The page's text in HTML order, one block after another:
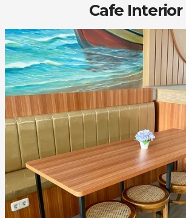
Cafe Interior